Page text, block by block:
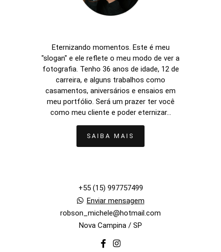
Eternizando momentos. Este é meu
"slogan" e ele reflete o meu modo de ver a
fotografia. Tenho 36 anos de idade, 12 de
carreira, e alguns trabalhos como
casamentos, aniversários e ensaios em
meu portfólio. Será um prazer ter você
como meu cliente e poder eternizar...
SAIBA MAIS
+55 (15) 997757499
Enviar mensagem
robson_michele@hotmail.com
Nova Campina / SP